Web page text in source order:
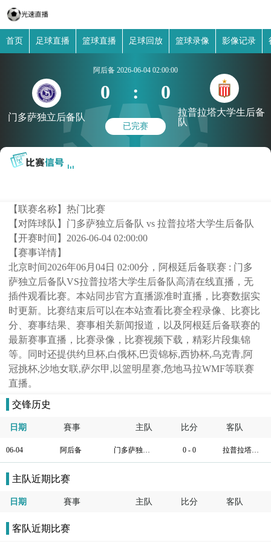
首页 足球直播 篮球直播 足球回放 篮球录像 影像记录
门多萨独立后备队
阿后备 2026-06-04 02:00:00
0 : 0
已完赛
拉普拉塔大学生后备
队
【联赛名称】热门比赛
【对阵球队】 门多萨独立后备队 vs 拉普拉塔大学生后备队
【开赛时间】 2026-06-04 02:00:00
【赛事详情】
北京时间2026年06月04日 02:00分，阿根廷后备联赛 : 门多
萨独立后备队VS拉普拉塔大学生后备队高清在线直播，无
插件观看比赛。本站同步官方直播源准时直播，比赛数据实
时更新。比赛结束后可以在本站查看比赛全程录像、比赛比
分、赛事结果、赛事相关新闻报道，以及阿根廷后备联赛的
最新赛事直播，比赛录像，比赛视频下载，精彩片段集锦
等。同时还提供约旦杯,白俄杯,巴贡锦标,西协杯,乌克青,阿
冠挑杯,沙地女联,萨尔甲,以篮明星赛,危地马拉WMF等联赛
直播。
交锋历史
日期 賽事 主队 比分 客队
06-04 阿后备 门多萨独立后备队 0 - 0 拉普拉塔大学生后备队
主队近期比赛
日期 賽事 主队 比分 客队
客队近期比赛